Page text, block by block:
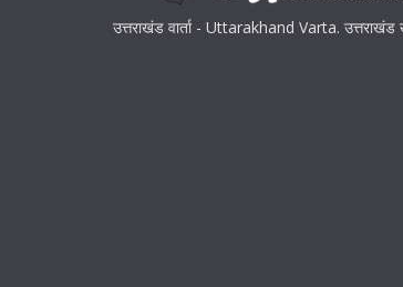
उत्तराखंड वार्ता - Uttarakhand Varta.